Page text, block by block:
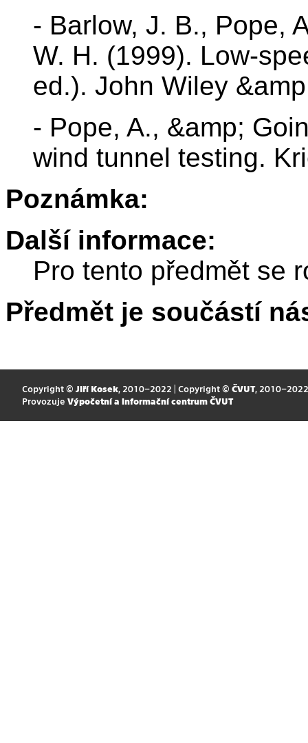
- Barlow, J. B., Pope,
W. H. (1999). Low-
ed.). John Wiley
- Pope, A., &amp;
wind tunnel testing.
Poznámka:
Další informace:
Pro tento předmět se
Předmět je součástí
Copyright © Jiří Kosek, 2010–2022 | Copyright © ČVUT, 2010–2022
Provozuje Výpočetní a informační centrum ČVUT